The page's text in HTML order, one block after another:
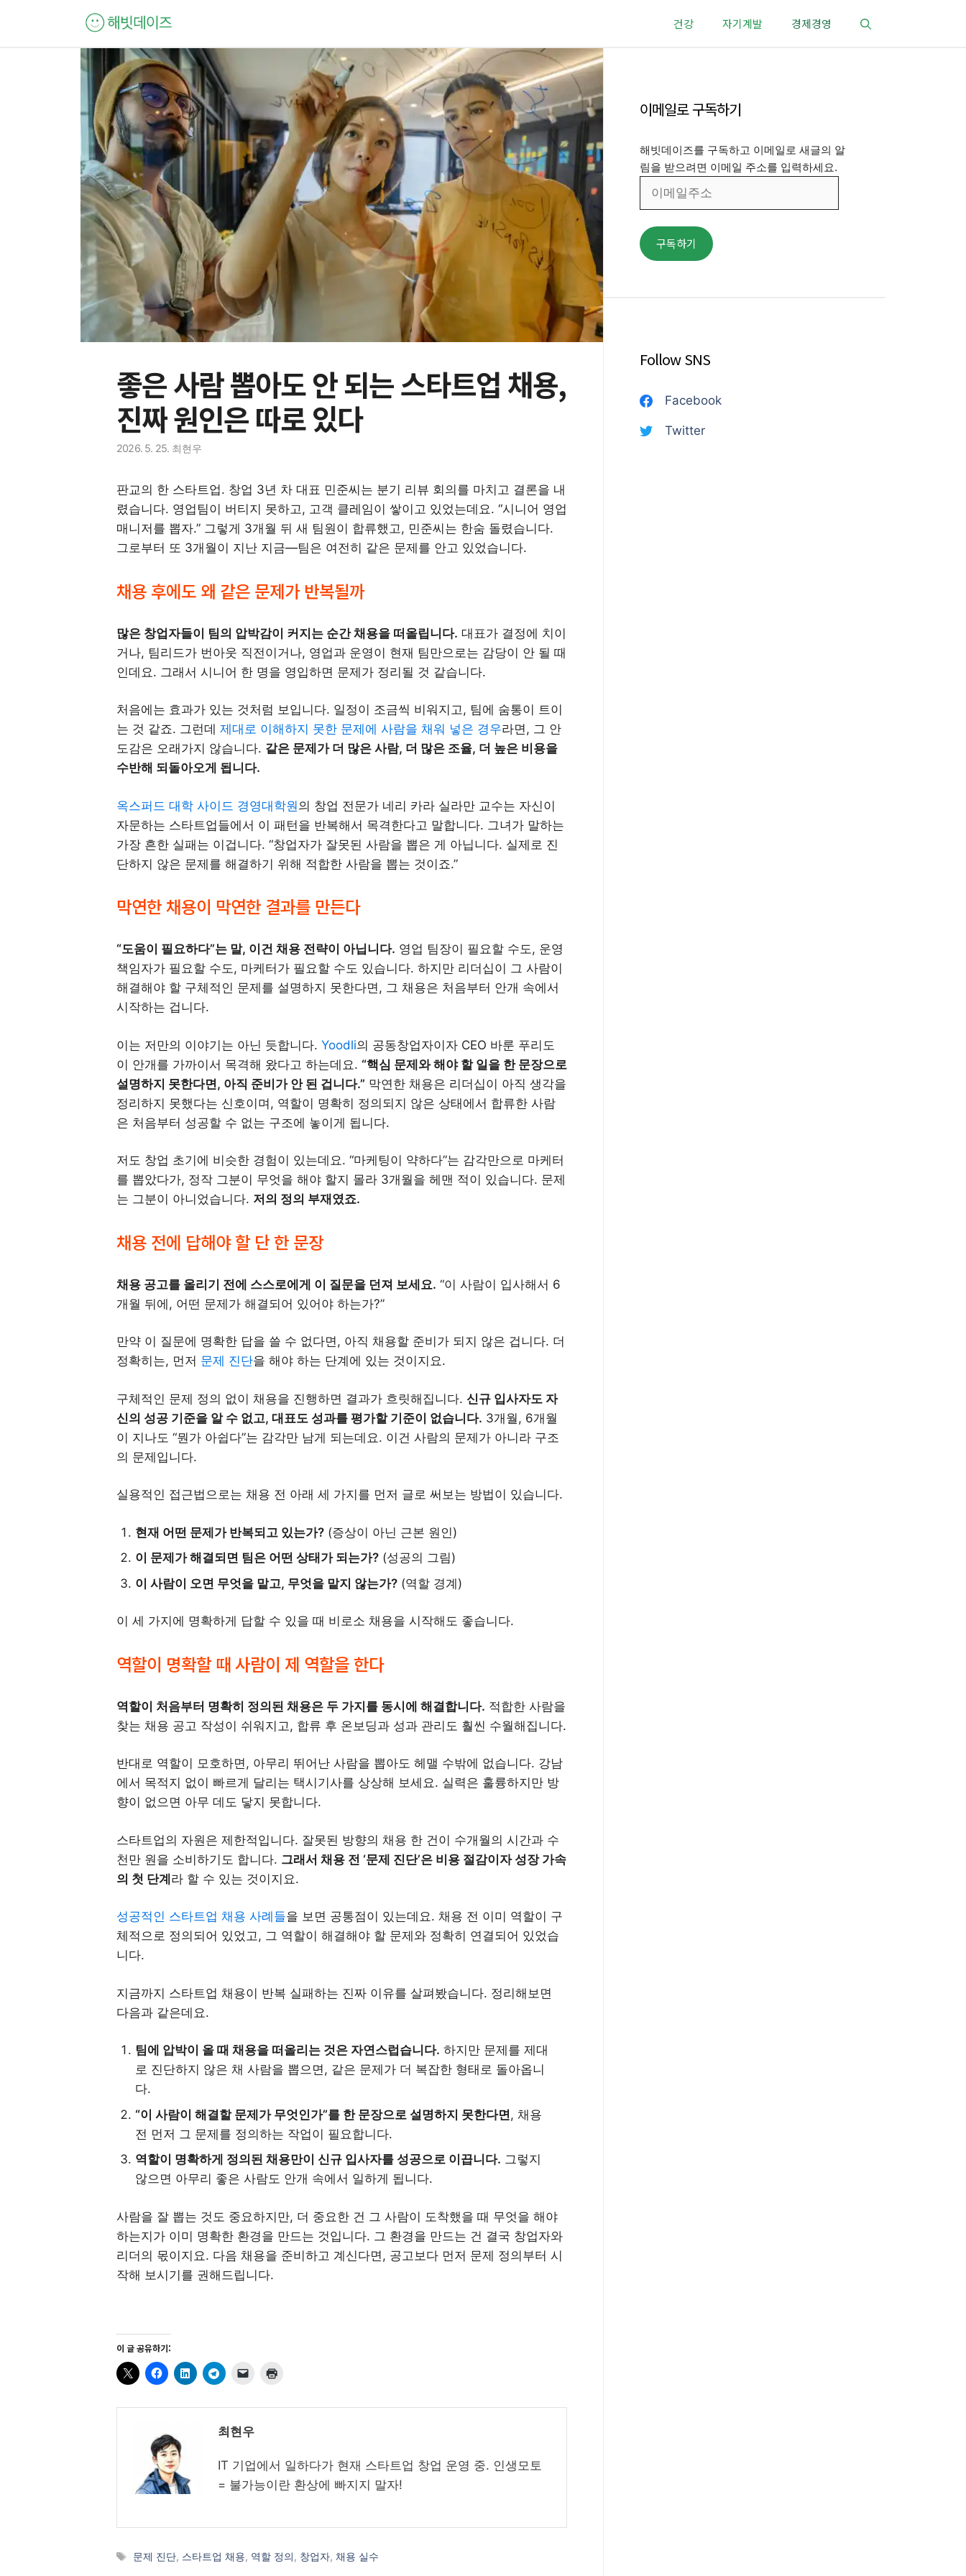
건강 자기계발 경제경영
좋은 사람 뽑아도 안 되는 스타트업 채용,
진짜 원인은 따로 있다
2026. 5. 25. 최현우
판교의 한 스타트업. 창업 3년 차 대표 민준씨는 분기 리뷰 회의를 마치고 결론을 내
렸습니다. 영업팀이 버티지 못하고, 고객 클레임이 쌓이고 있었는데요. “시니어 영업
매니저를 뽑자.” 그렇게 3개월 뒤 새 팀원이 합류했고, 민준씨는 한숨 돌렸습니다.
그로부터 또 3개월이 지난 지금—팀은 여전히 같은 문제를 안고 있었습니다.
채용 후에도 왜 같은 문제가 반복될까
많은 창업자들이 팀의 압박감이 커지는 순간 채용을 떠올립니다. 대표가 결정에 치이
거나, 팀리드가 번아웃 직전이거나, 영업과 운영이 현재 팀만으로는 감당이 안 될 때
인데요. 그래서 시니어 한 명을 영입하면 문제가 정리될 것 같습니다.
처음에는 효과가 있는 것처럼 보입니다. 일정이 조금씩 비워지고, 팀에 숨통이 트이
는 것 같죠. 그런데 제대로 이해하지 못한 문제에 사람을 채워 넣은 경우라면, 그 안
도감은 오래가지 않습니다. 같은 문제가 더 많은 사람, 더 많은 조율, 더 높은 비용을
수반해 되돌아오게 됩니다.
옥스퍼드 대학 사이드 경영대학원의 창업 전문가 네리 카라 실라만 교수는 자신이
자문하는 스타트업들에서 이 패턴을 반복해서 목격한다고 말합니다. 그녀가 말하는
가장 흔한 실패는 이겁니다. “창업자가 잘못된 사람을 뽑은 게 아닙니다. 실제로 진
단하지 않은 문제를 해결하기 위해 적합한 사람을 뽑는 것이죠.”
막연한 채용이 막연한 결과를 만든다
“도움이 필요하다”는 말, 이건 채용 전략이 아닙니다. 영업 팀장이 필요할 수도, 운영
책임자가 필요할 수도, 마케터가 필요할 수도 있습니다. 하지만 리더십이 그 사람이
해결해야 할 구체적인 문제를 설명하지 못한다면, 그 채용은 처음부터 안개 속에서
시작하는 겁니다.
이는 저만의 이야기는 아닌 듯합니다. Yoodli의 공동창업자이자 CEO 바룬 푸리도
이 안개를 가까이서 목격해 왔다고 하는데요. “핵심 문제와 해야 할 일을 한 문장으로
설명하지 못한다면, 아직 준비가 안 된 겁니다.” 막연한 채용은 리더십이 아직 생각을
정리하지 못했다는 신호이며, 역할이 명확히 정의되지 않은 상태에서 합류한 사람
은 처음부터 성공할 수 없는 구조에 놓이게 됩니다.
저도 창업 초기에 비슷한 경험이 있는데요. “마케팅이 약하다”는 감각만으로 마케터
를 뽑았다가, 정작 그분이 무엇을 해야 할지 몰라 3개월을 헤맨 적이 있습니다. 문제
는 그분이 아니었습니다. 저의 정의 부재였죠.
채용 전에 답해야 할 단 한 문장
채용 공고를 올리기 전에 스스로에게 이 질문을 던져 보세요. “이 사람이 입사해서 6
개월 뒤에, 어떤 문제가 해결되어 있어야 하는가?”
만약 이 질문에 명확한 답을 쓸 수 없다면, 아직 채용할 준비가 되지 않은 겁니다. 더
정확히는, 먼저 문제 진단을 해야 하는 단계에 있는 것이지요.
구체적인 문제 정의 없이 채용을 진행하면 결과가 흐릿해집니다. 신규 입사자도 자
신의 성공 기준을 알 수 없고, 대표도 성과를 평가할 기준이 없습니다. 3개월, 6개월
이 지나도 “뭔가 아쉽다”는 감각만 남게 되는데요. 이건 사람의 문제가 아니라 구조
의 문제입니다.
실용적인 접근법으로는 채용 전 아래 세 가지를 먼저 글로 써보는 방법이 있습니다.
현재 어떤 문제가 반복되고 있는가?(증상이 아닌 근본 원인)
이 문제가 해결되면 팀은 어떤 상태가 되는가?(성공의 그림)
이 사람이 오면 무엇을 맡고, 무엇을 맡지 않는가?(역할 경계)
이 세 가지에 명확하게 답할 수 있을 때 비로소 채용을 시작해도 좋습니다.
역할이 명확할 때 사람이 제 역할을 한다
역할이 처음부터 명확히 정의된 채용은 두 가지를 동시에 해결합니다. 적합한 사람을
찾는 채용 공고 작성이 쉬워지고, 합류 후 온보딩과 성과 관리도 훨씬 수월해집니다.
반대로 역할이 모호하면, 아무리 뛰어난 사람을 뽑아도 헤맬 수밖에 없습니다. 강남
에서 목적지 없이 빠르게 달리는 택시기사를 상상해 보세요. 실력은 훌륭하지만 방
향이 없으면 아무 데도 닿지 못합니다.
스타트업의 자원은 제한적입니다. 잘못된 방향의 채용 한 건이 수개월의 시간과 수
천만 원을 소비하기도 합니다. 그래서 채용 전 ‘문제 진단’은 비용 절감이자 성장 가속
의 첫 단계라 할 수 있는 것이지요.
성공적인 스타트업 채용 사례들을 보면 공통점이 있는데요. 채용 전 이미 역할이 구
체적으로 정의되어 있었고, 그 역할이 해결해야 할 문제와 정확히 연결되어 있었습
니다.
지금까지 스타트업 채용이 반복 실패하는 진짜 이유를 살펴봤습니다. 정리해보면
다음과 같은데요.
팀에 압박이 올 때 채용을 떠올리는 것은 자연스럽습니다. 하지만 문제를 제대
로 진단하지 않은 채 사람을 뽑으면, 같은 문제가 더 복잡한 형태로 돌아옵니
다.
“이 사람이 해결할 문제가 무엇인가”를 한 문장으로 설명하지 못한다면, 채용
전 먼저 그 문제를 정의하는 작업이 필요합니다.
역할이 명확하게 정의된 채용만이 신규 입사자를 성공으로 이끕니다. 그렇지
않으면 아무리 좋은 사람도 안개 속에서 일하게 됩니다.
사람을 잘 뽑는 것도 중요하지만, 더 중요한 건 그 사람이 도착했을 때 무엇을 해야
하는지가 이미 명확한 환경을 만드는 것입니다. 그 환경을 만드는 건 결국 창업자와
리더의 몫이지요. 다음 채용을 준비하고 계신다면, 공고보다 먼저 문제 정의부터 시
작해 보시기를 권해드립니다.
이 글 공유하기:
최현우
IT 기업에서 일하다가 현재 스타트업 창업 운영 중. 인생모토
= 불가능이란 환상에 빠지지 말자!
태
문제 진단, 스타트업 채용, 역할 정의 , 창업자, 채용 실수
이메일로 구독하기
해빗데이즈를 구독하고 이메일로 새글의 알
림을 받으려면 이메일 주소를 입력하세요.
주
소
구독하기
Follow SNS
Facebook
Twitter